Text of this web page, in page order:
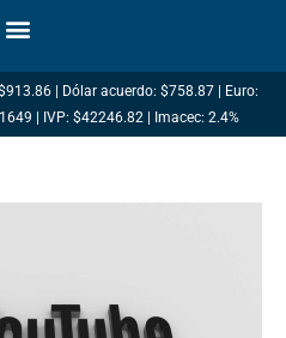
| Dólar acuerdo: $758.87 | Euro:
| IVP: $42246.82 | Imacec: 2.4%